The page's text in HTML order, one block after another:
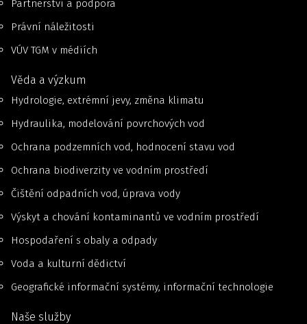
Partnerství a podpora
Právní náležitosti
VÚV TGM v médiích
Věda a výzkum
Hydrologie, extrémní jevy, změna klimatu
Hydraulika, modelování povrchových vod
Ochrana podzemních vod, hodnocení stavu vod
Ochrana biodiverzity ve vodním prostředí
Čištění odpadních vod, úprava vody
Výskyt a chování kontaminantů ve vodním prostředí
Hospodaření s obaly a odpady
Voda a kulturní dědictví
Geografické informační systémy, informační technologie
Naše služby